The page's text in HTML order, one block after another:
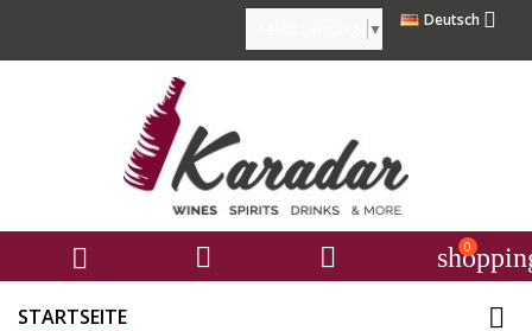
Deutsch 
▼
   0
STARTSEITE